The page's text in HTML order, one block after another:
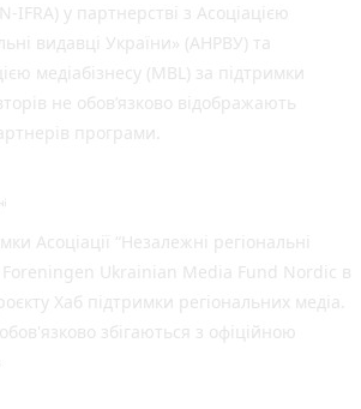
IFRA) у партнерстві з Асоціацією
видавці України» (АНРВУ) та
медіабізнесу (MBL) за підтримки
не обов’язково відображають
програми.
Асоціації “Незалежні регіональні
Foreningen Ukrainian Media Fund Nordic в
Хаб підтримки регіональних медіа.
збігаються з офіційною